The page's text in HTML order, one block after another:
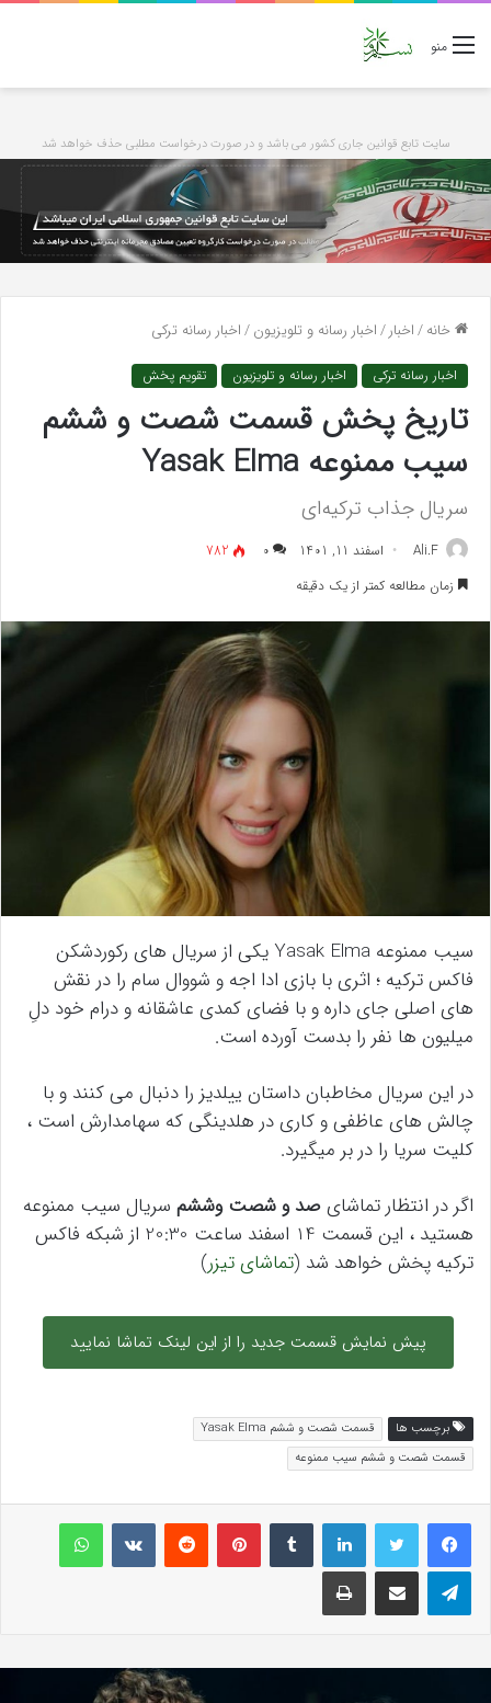
منو
سایت تابع قوانین جاری کشور می باشد و در صورت درخواست مطلبی حذف خواهد شد
خانه/اخبار/اخبار رسانه و تلویزیون/اخبار رسانه ترکی
اخبار رسانه ترکی اخبار رسانه و تلویزیون تقویم پخش
تاریخ پخش قسمت شصت و ششم
سیب ممنوعه Yasak Elma
سریال جذاب ترکیه‌ای
Ali.F اسفند 11, 1401 ۰
782
زمان مطالعه کمتر از یک دقیقه
سیب ممنوعه Yasak Elma یکی از سریال های رکوردشکن
فاکس ترکیه ؛ اثری با بازی ادا اجه و شووال سام را در نقش
های اصلی جای داره و با فضای کمدی عاشقانه و درام خود دلِ
میلیون ها نفر را بدست آورده است.
در این سریال مخاطبان داستان ییلدیز را دنبال می کنند و با
چالش های عاظفی و کاری در هلدینگی که سهامدارش است ،
کلیت سریا را در بر میگیرد.
اگر در انتظار تماشایصد و شصت وششم سریال سیب ممنوعه
هستید ، این قسمت 14 اسفند ساعت 20:30 از شبکه فاکس
ترکیه پخش خواهد شد (تماشای تیزر)
پیش نمایش قسمت جدید را از این لینک تماشا نمایید
برچسب ها
قسمت شصت و ششم Yasak Elma
قسمت شصت و ششم سیب ممنوعه
لینکداینتامبلر پینتریستReddit
VKontakteواتس آپ
تلگرام اشتراک گذاری با ایمیل چاپ